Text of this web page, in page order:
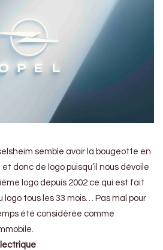
semble avoir la bougeotte en
donc de logo puisqu’il nous dévoile
logo depuis 2002 ce qui est fait
logo tous les 33 mois… Pas mal pour
été considérée comme